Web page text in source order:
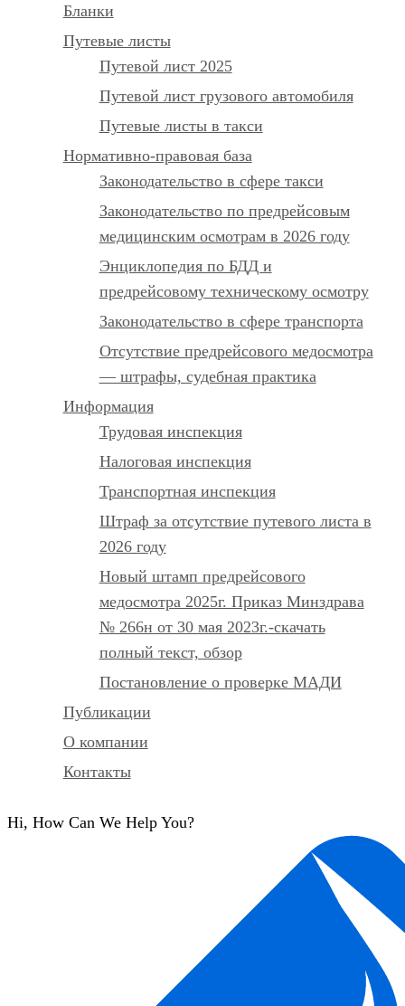
Бланки
Путевые листы
Путевой лист 2025
Путевой лист грузового автомобиля
Путевые листы в такси
Нормативно-правовая база
Законодательство в сфере такси
Законодательство по предрейсовым
медицинским осмотрам в 2026 году
Энциклопедия по БДД и
предрейсовому техническому осмотру
Законодательство в сфере транспорта
Отсутствие предрейсового медосмотра
— штрафы, судебная практика
Информация
Трудовая инспекция
Налоговая инспекция
Транспортная инспекция
Штраф за отсутствие путевого листа в
2026 году
Новый штамп предрейсового
медосмотра 2025г. Приказ Минздрава
№ 266н от 30 мая 2023г.-скачать
полный текст, обзор
Постановление о проверке МАДИ
Публикации
О компании
Контакты
Hi, How Can We Help You?